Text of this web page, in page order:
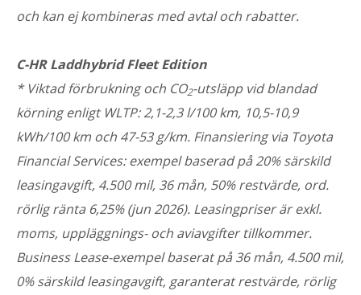
och kan ej kombineras med avtal och rabatter.
C-HR Laddhybrid Fleet Edition
* Viktad förbrukning och CO2-utsläpp vid blandad
körning enligt WLTP: 2,1-2,3 l/100 km, 10,5-10,9
kWh/100 km och 47-53 g/km. Finansiering via Toyota
Financial Services: exempel baserad på 20% särskild
leasingavgift, 4.500 mil, 36 mån, 50% restvärde, ord.
rörlig ränta 6,25% (jun 2026). Leasingpriser är exkl.
moms, uppläggnings- och aviavgifter tillkommer.
Business Lease-exempel baserat på 36 mån, 4.500 mil,
0% särskild leasingavgift, garanterat restvärde, rörlig